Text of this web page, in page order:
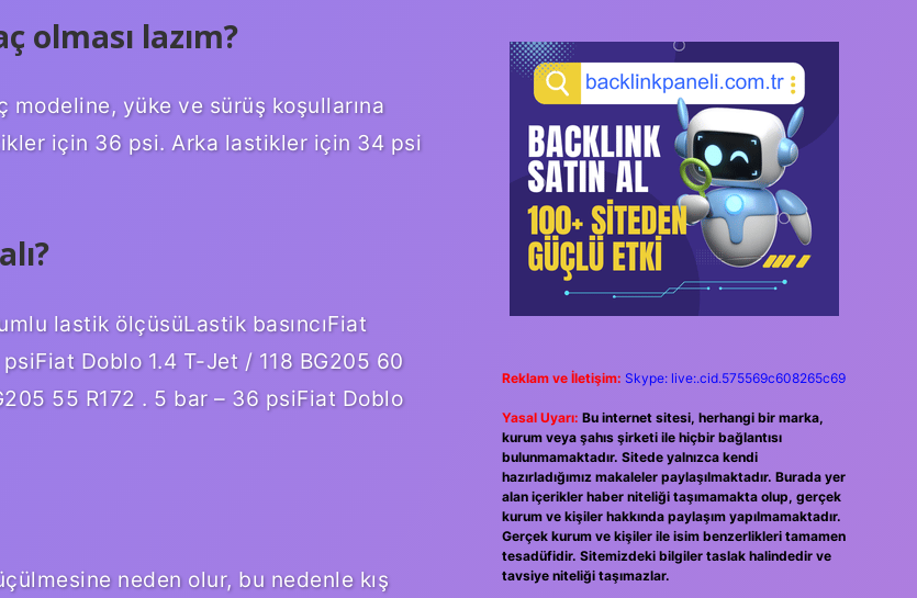
olması lazım?
modeline, yüke ve sürüş koşullarına
için 36 psi. Arka lastikler için 34 psi
lastik ölçüsüLastik basıncıFiat
Doblo 1.4 T-Jet / 118 BG205 60
55 R172 . 5 bar – 36 psiFiat Doblo
neden olur, bu nedenle kış
Reklam ve İletişim: Skype: live:.cid.575569c608265c69
Yasal Uyarı: Bu internet sitesi, herhangi bir marka,
kurum veya şahıs şirketi ile hiçbir bağlantısı
bulunmamaktadır. Sitede yalnızca kendi
hazırladığımız makaleler paylaşılmaktadır. Burada yer
alan içerikler haber niteliği taşımamakta olup, gerçek
kurum ve kişiler hakkında paylaşım yapılmamaktadır.
Gerçek kurum ve kişiler ile isim benzerlikleri tamamen
tesadüfidir. Sitemizdeki bilgiler taslak halindedir ve
tavsiye niteliği taşımazlar.